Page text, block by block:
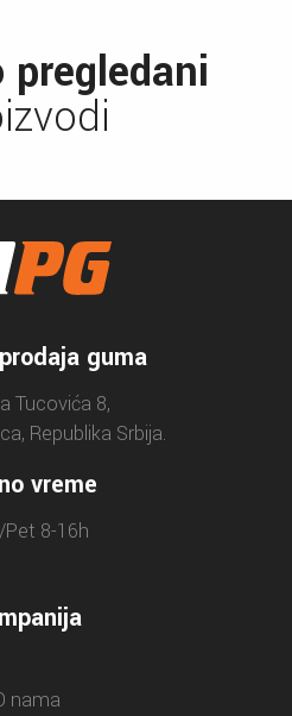
pregledani
guma
Tucovića 8,
Republika Srbija.
vreme
8-16h
nama